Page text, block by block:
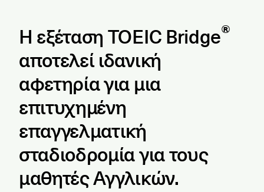
Η εξέταση TOEIC Bridge®
αποτελεί ιδανική
αφετηρία για μια
επιτυχημένη
επαγγελματική
σταδιοδρομία για τους
μαθητές Αγγλικών.